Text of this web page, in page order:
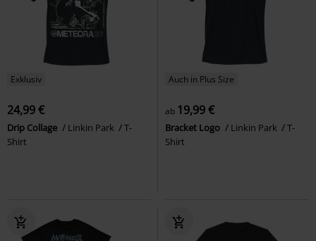
Exklusiv
24,99 €
Drip Collage Linkin Park
T-
Shirt
Auch in Plus Size
ab 19,99 €
Bracket Logo Linkin Park
T-
Shirt